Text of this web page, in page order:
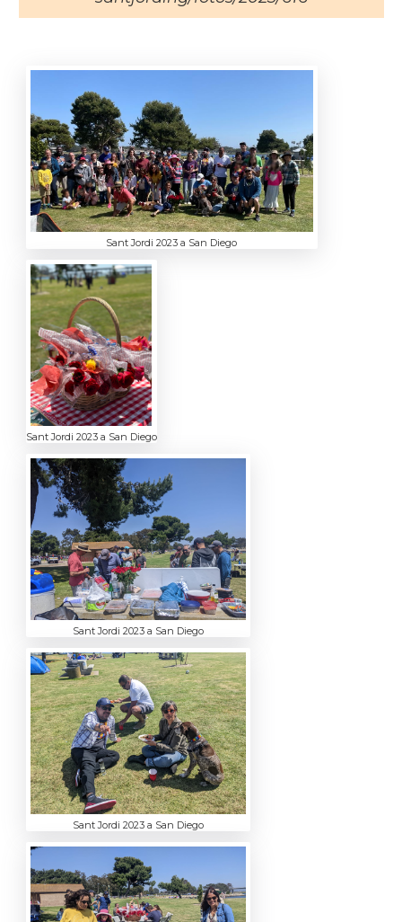
Sant Jordi 2023 a San Diego
Sant Jordi 2023 a San Diego
Sant Jordi 2023 a San Diego
Sant Jordi 2023 a San Diego